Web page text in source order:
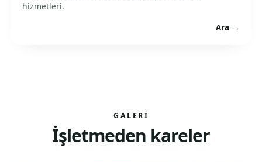
hizmetleri.
Ara →
GALERI
İşletmeden kareler